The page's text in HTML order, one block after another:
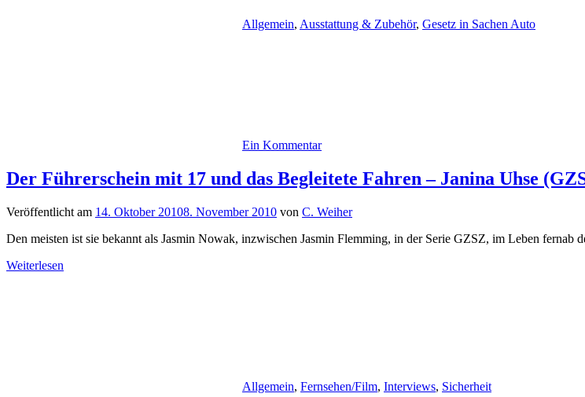
Allgemein, Ausstattung & Zubehör, Gesetz in Sachen Auto
Ein Kommentar
Der Führerschein mit 17 und das Begleitete Fahren – Janina Uhse
Veröffentlicht am 14. Oktober 20108. November 2010 von C. Weiher
Den meisten ist sie bekannt als Jasmin Nowak, inzwischen Jasmin Flemming, in der Serie GZSZ, im Leben fernab
Weiterlesen
Allgemein, Fernsehen/Film, Interviews, Sicherheit